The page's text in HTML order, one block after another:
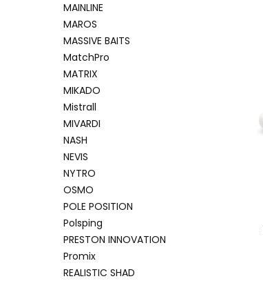
MAINLINE
MAROS
MASSIVE BAITS
MatchPro
MATRIX
MIKADO
Mistrall
MIVARDI
NASH
NEVIS
NYTRO
OSMO
POLE POSITION
Polsping
PRESTON INNOVATION
Promix
REALISTIC SHAD